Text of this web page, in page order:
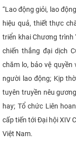
“Lao động giỏi, lao
hiệu quả, thiết thực
triển khai Chương trình
chiến thắng đại dịch
chăm lo, bảo vệ quyền
người lao động; Kịp
tuyên truyền nêu
hay; Tổ chức Liên
cấp tiến tới Đại hội XIV
Việt Nam.